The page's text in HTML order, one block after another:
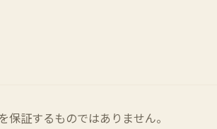
証するものではありません。